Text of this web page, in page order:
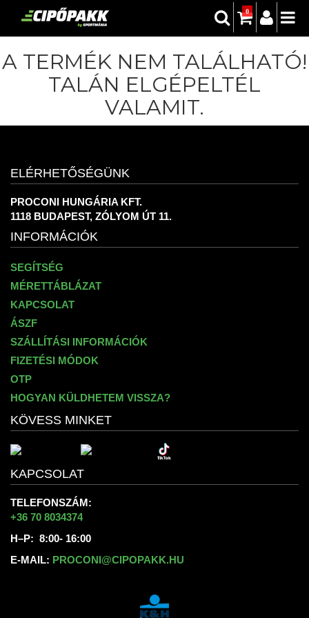
0
A TERMÉK NEM TALÁLHATÓ!
TALÁN ELGÉPELTÉL
VALAMIT.
ELÉRHETŐSÉGÜNK
PROCONI HUNGÁRIA KFT.
1118 BUDAPEST, ZÓLYOM ÚT 11.
INFORMÁCIÓK
SEGÍTSÉG
MÉRETTÁBLÁZAT
KAPCSOLAT
ÁSZF
SZÁLLÍTÁSI INFORMÁCIÓK
FIZETÉSI MÓDOK
OTP
HOGYAN KÜLDHETEM VISSZA?
KÖVESS MINKET
KAPCSOLAT
TELEFONSZÁM:
+36 70 8034374
H–P: 8:00- 16:00
E-MAIL: PROCONI@CIPOPAKK.HU